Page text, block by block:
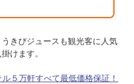
きびジュースも観光客に人気
けます。
５万軒すべて最低価格保証！